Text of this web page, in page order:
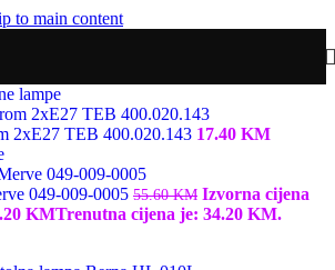
to main content
lampe
2xE27 TEB 400.020.143 17.40 KM
049-009-0005 55.60KM Izvorna cijena
KMTrenutna cijena je: 34.20 KM.